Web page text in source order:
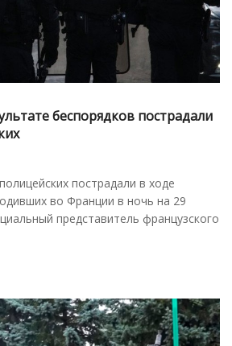
беспорядков пострадали
пострадали в ходе
во Франции в ночь на 29
представитель французского